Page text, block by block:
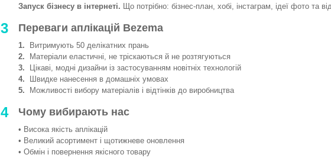
Запуск бізнесу в інтернеті. Що потрібно: бізнес-план, хобі, інстаграм, ідеї фото та
3 Переваги аплікацій Bezema
1. Витримують 50 делікатних прань
2. Матеріали еластичні, не тріскаються й не розтягуються
3. Цікаві, модні дизайни із застосуванням новітніх технологій
4. Швидке нанесення в домашніх умовах
5. Можливості вибору матеріалів і відтінків до виробництва
4 Чому вибирають нас
• Висока якість аплікацій
• Великий асортимент і щотижневе оновлення
• Обмін і повернення якісного товару